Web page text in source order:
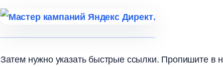
Затем нужно указать быстрые ссылки. Пропишите в